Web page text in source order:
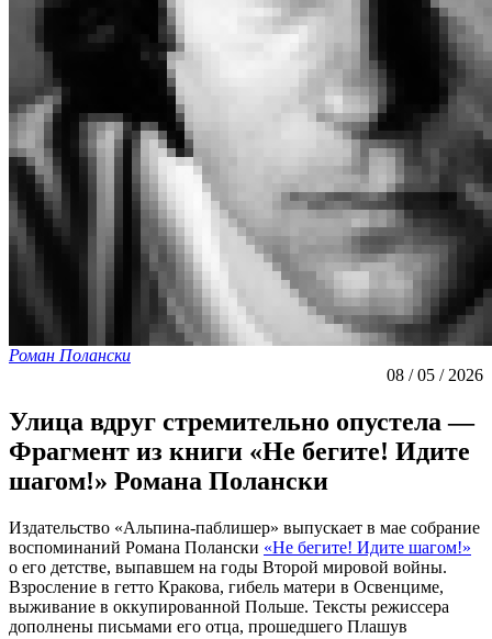
Роман Полански
08 / 05 / 2026
Улица вдруг стремительно опустела —
Фрагмент из книги «Не бегите! Идите
шагом!» Романа Полански
Издательство «Альпина-паблишер» выпускает в мае собрание
воспоминаний Романа Полански «Не бегите! Идите шагом!»
о его детстве, выпавшем на годы Второй мировой войны.
Взросление в гетто Кракова, гибель матери в Освенциме,
выживание в оккупированной Польше. Тексты режиссера
дополнены письмами его отца, прошедшего Плашув